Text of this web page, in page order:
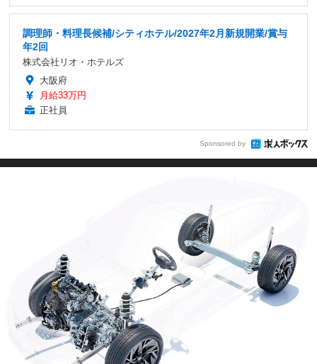
調理師・料理長候補/シティホテル/2027年2月新規開業/賞与
年2回
株式会社リオ・ホテルズ
大阪府
月給33万円
正社員
Sponsored by